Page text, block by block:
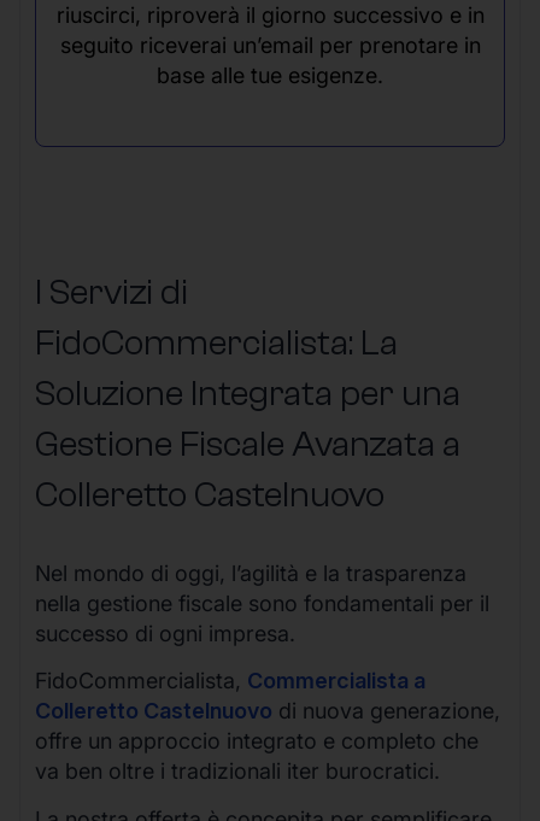
riuscirci, riproverà il giorno successivo e in
seguito riceverai un’email per prenotare in
base alle tue esigenze.
I Servizi di
FidoCommercialista: La
Soluzione Integrata per una
Gestione Fiscale Avanzata a
Colleretto Castelnuovo
Nel mondo di oggi, l’agilità e la trasparenza
nella gestione fiscale sono fondamentali per il
successo di ogni impresa.
FidoCommercialista, Commercialista a
Colleretto Castelnuovo di nuova generazione,
offre un approccio integrato e completo che
va ben oltre i tradizionali iter burocratici.